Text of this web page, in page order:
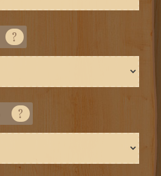
?
?